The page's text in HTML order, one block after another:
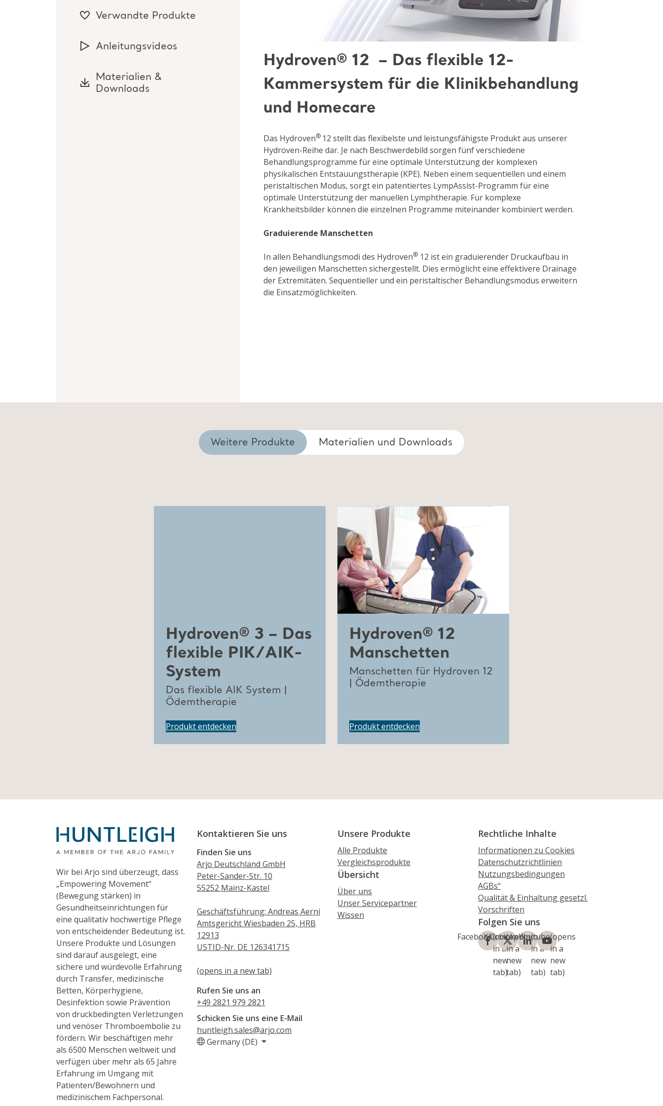
Verwandte Produkte
Anleitungsvideos
Materialien &
Downloads
Hydroven® 12 – Das flexible 12-
Kammersystem für die Klinikbehandlung
und Homecare
Das Hydroven® 12 stellt das flexibelste und leistungsfähigste Produkt aus unserer
Hydroven-Reihe dar. Je nach Beschwerdebild sorgen fünf verschiedene
Behandlungsprogramme für eine optimale Unterstützung der komplexen
physikalischen Entstauungstherapie (KPE). Neben einem sequentiellen und einem
peristaltischen Modus, sorgt ein patentiertes LympAssist-Programm für eine
optimale Unterstützung der manuellen Lymphtherapie. Für komplexe
Krankheitsbilder können die einzelnen Programme miteinander kombiniert werden.
Graduierende Manschetten
In allen Behandlungsmodi des Hydroven® 12 ist ein graduierender Druckaufbau in
den jeweiligen Manschetten sichergestellt. Dies ermöglicht eine effektivere Drainage
der Extremitäten. Sequentieller und ein peristaltischer Behandlungsmodus erweitern
die Einsatzmöglichkeiten.
Weitere Produkte Materialien und Downloads
Hydroven® 3 – Das
flexible PIK/AIK-
System
Das flexible AIK System |
Ödemtherapie
Produkt entdecken
Hydroven® 12
Manschetten
Manschetten für Hydroven 12
| Ödemtherapie
Produkt entdecken
Wir bei Arjo sind überzeugt, dass
„Empowering Movement“
(Bewegung stärken) in
Gesundheitseinrichtungen für
eine qualitativ hochwertige Pflege
von entscheidender Bedeutung ist.
Unsere Produkte und Lösungen
sind darauf ausgelegt, eine
sichere und würdevolle Erfahrung
durch Transfer, medizinische
Betten, Körperhygiene,
Desinfektion sowie Prävention
von druckbedingten Verletzungen
und venöser Thromboembolie zu
fördern. Wir beschäftigen mehr
als 6500 Menschen weltweit und
verfügen über mehr als 65 Jahre
Erfahrung im Umgang mit
Patienten/Bewohnern und
medizinischem Fachpersonal.
Kontaktieren Sie uns
Finden Sie uns
Arjo Deutschland GmbH
Peter-Sander-Str. 10
55252 Mainz-Kastel
Geschäftsführung: Andreas Aerni
Amtsgericht Wiesbaden 25, HRB
12913
USTID-Nr. DE 126341715
(opens in a new tab)
Rufen Sie uns an
+49 2821 979 2821
Schicken Sie uns eine E-Mail
huntleigh.sales@arjo.com
Germany (DE)
Unsere Produkte
Alle Produkte
Vergleichsprodukte
Übersicht
Über uns
Unser Servicepartner
Wissen
Rechtliche Inhalte
Informationen zu Cookies
Datenschutzrichtlinien
Nutzungsbedingungen
AGBs“
Qualität & Einhaltung gesetzl.
Vorschriften
Folgen Sie uns
Facebook(opens
in a
new
tab)
X.Com(opens
in a
new
tab)
LinkedIn(opens
in a
new
tab)
Youtube(opens
in a
new
tab)